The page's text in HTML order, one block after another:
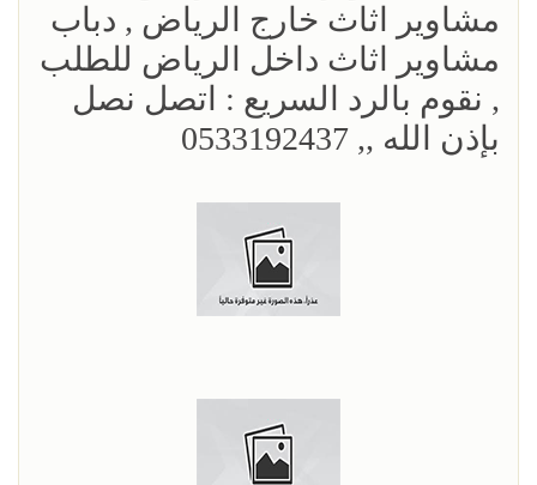
مشاوير اثاث خارج الرياض , دباب
مشاوير اثاث داخل الرياض للطلب
, نقوم بالرد السريع : اتصل نصل
بإذن الله ,, 0533192437